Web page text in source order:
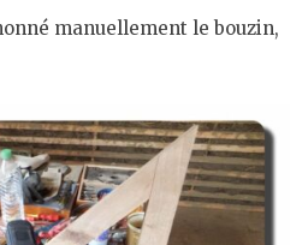
manuellement le bouzin,